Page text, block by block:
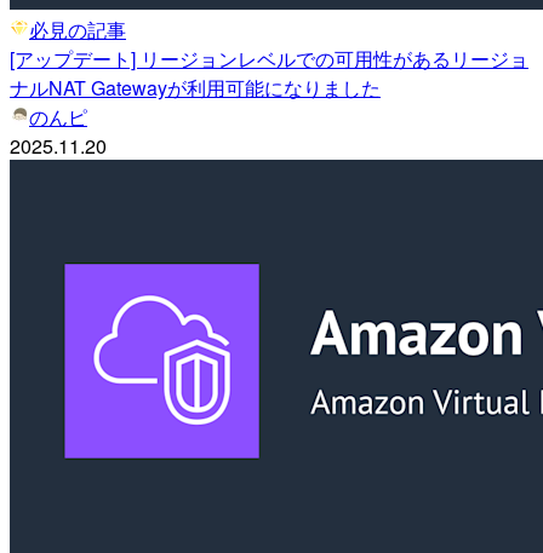
必見の記事
[アップデート] リージョンレベルでの可用性があるリージョ
ナルNAT Gatewayが利用可能になりました
のんピ
2025.11.20